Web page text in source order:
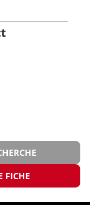
FICHE